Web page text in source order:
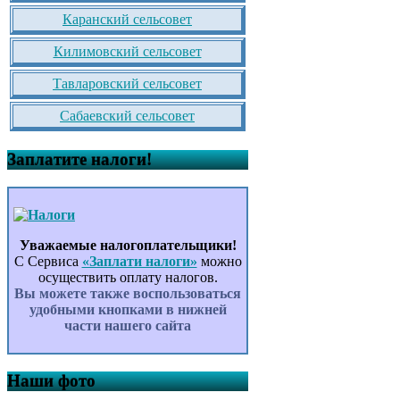
Каранский сельсовет
Килимовский сельсовет
Тавларовский сельсовет
Сабаевский сельсовет
Заплатите налоги!
Уважаемые налогоплательщики!
С Сервиса «Заплати налоги» можно
осуществить оплату налогов.
Вы можете также воспользоваться
удобными кнопками в нижней
части нашего сайта
Наши фото